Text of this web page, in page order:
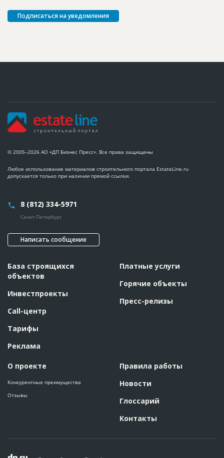
Подписаться на уведомления
© 2005–2026 АО «ДП Бизнес Пресс». Все права защищены
Любое использование материалов строительного портала EstateLine.ru
допускается только при наличии прямой ссылки.
8 (812) 334-5971
Санкт-Петербург
Написать сообщение
База строящихся
объектов
Инвестпроекты
Call-центр
Тарифы
Реклама
О проекте
Конкурентные преимущества
Отзывы
Платные услуги
Горячие объекты
Пресс-релизы
Правила работы
Новости
Глоссарий
Контакты